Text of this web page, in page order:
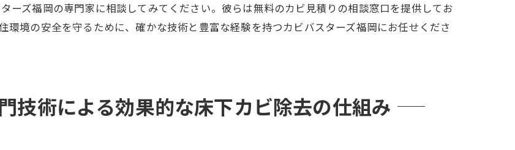
ーズ福岡の専門家に相談してみてください。彼らは無料のカビ見積りの相談窓口を提供してお
環境の安全を守るために、確かな技術と豊富な経験を持つカビバスターズ福岡にお任せくださ
技術による効果的な床下カビ除去の仕組み